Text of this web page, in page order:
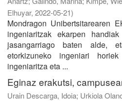
Elhuyar, 2022-05-21)
Mondragon Unibertsitarearen
ingeniaritzak ekarpen
jasangarriago baten alde,
etorkizuneko ingeniari
ingeniaritza eta ...
Eginaz erakutsi,
Urain Descarga, Idoia; Urkiola